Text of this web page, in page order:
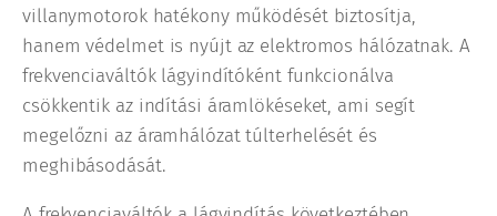
villanymotorok hatékony működését biztosítja,
hanem védelmet is nyújt az elektromos hálózatnak. A
frekvenciaváltók lágyindítóként funkcionálva
csökkentik az indítási áramlökéseket, ami segít
megelőzni az áramhálózat túlterhelését és
meghibásodását.